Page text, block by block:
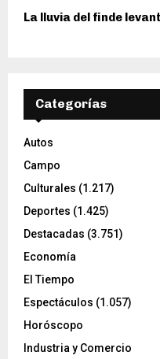
La lluvia del finde
Categorías
Autos
Campo
Culturales (1.217)
Deportes (1.425)
Destacadas (3.751)
Economía
El Tiempo
Espectáculos (1.057)
Horóscopo
Industria y Comercio